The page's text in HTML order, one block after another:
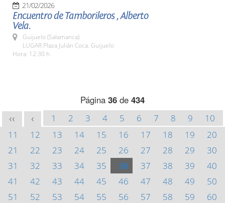
21/02/2026
Encuentro de Tamborileros , Alberto
Vela.
Guijuelo (Salamanca)
LUGAR Plaza Julián Coca. Guijuelo
Hora: 12:30 h.
Página 36 de 434
<< < 1 2 3 4 5 6 7 8 9
10
11
12 13 14 15 16 17 18 19
20
21
22 23 24 25 26 27 28 29
30
31
32 33 34 35 36 37 38 39
40
41
42 43 44 45 46 47 48 49
50
51
52 53 54 55 56 57 58 59
60